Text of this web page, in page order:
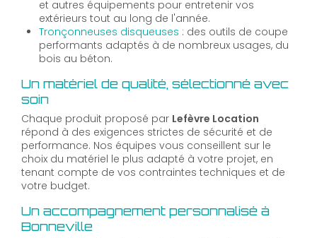
et autres équipements pour entretenir vos
extérieurs tout au long de l'année.
Tronçonneuses disqueuses : des outils de coupe
performants adaptés à de nombreux usages, du
bois au béton.
Un matériel de qualité, sélectionné avec
soin
Chaque produit proposé par Lefèvre Location
répond à des exigences strictes de sécurité et de
performance. Nos équipes vous conseillent sur le
choix du matériel le plus adapté à votre projet, en
tenant compte de vos contraintes techniques et de
votre budget.
Un accompagnement personnalisé à
Bonneville